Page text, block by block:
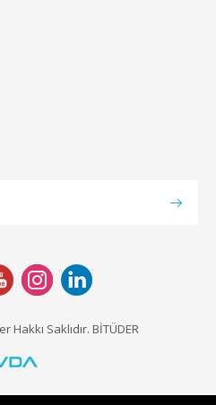
Saklıdır. BİTÜDER